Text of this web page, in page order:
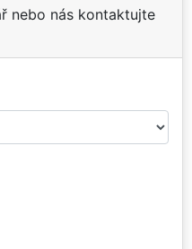
nebo nás kontaktujte